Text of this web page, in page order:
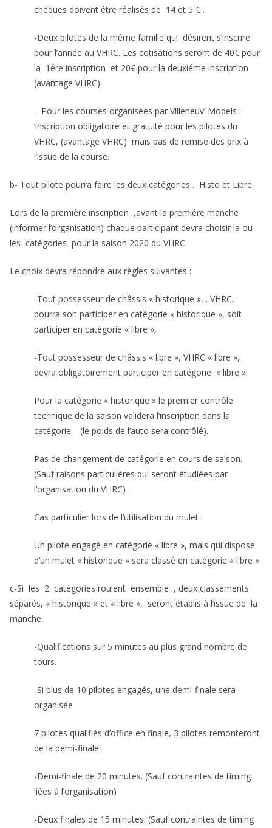
chéques doivent être réalisés de 14 et 5 € .
-Deux pilotes de la même famille qui désirent s’inscrire
pour l’année au VHRC. Les cotisations seront de 40€ pour
la 1ére inscription et 20€ pour la deuxiéme inscription
(avantage VHRC).
– Pour les courses organisées par Villeneuv’ Models :
’inscription obligatoire et gratuité pour les pilotes du
VHRC, (avantage VHRC) mais pas de remise des prix à
l’issue de la course.
b- Tout pilote pourra faire les deux catégories . Histo et Libre.
Lors de la première inscription ,avant la premiére manche
(informer l’organisation) chaque participant devra choisir la ou
les catégories pour la saison 2020 du VHRC.
Le choix devra répondre aux règles suivantes :
-Tout possesseur de châssis « historique », . VHRC,
pourra soit participer en catégorie « historique », soit
participer en catégorie « libre »,
-Tout possesseur de châssis « libre », VHRC « libre »,
devra obligatoirement participer en catégorie « libre ».
Pour la catégorie « historique » le premier contrôle
technique de la saison validera l’inscription dans la
catégorie. (le poids de l’auto sera contrôlé).
Pas de changement de catégorie en cours de saison.
(Sauf raisons particulières qui seront étudiées par
l’organisation du VHRC) .
Cas particulier lors de l’utilisation du mulet :
Un pilote engagé en catégorie « libre », mais qui dispose
d’un mulet « historique » sera classé en catégorie « libre ».
c-Si les 2 catégories roulent ensemble , deux classements
séparés, « historique » et « libre », seront établis à l’issue de la
manche.
-Qualifications sur 5 minutes au plus grand nombre de
tours.
-Si plus de 10 pilotes engagés, une demi-finale sera
organisée
7 pilotes qualifiés d’office en finale, 3 pilotes remonteront
de la demi-finale.
-Demi-finale de 20 minutes. (Sauf contraintes de timing
liées à l’organisation)
-Deux finales de 15 minutes. (Sauf contraintes de timing